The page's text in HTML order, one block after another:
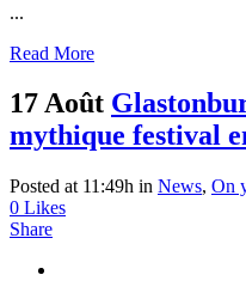
...
Read More
17 Août
mythique festival
Posted at 11:49h in News, On
0 Likes
Share